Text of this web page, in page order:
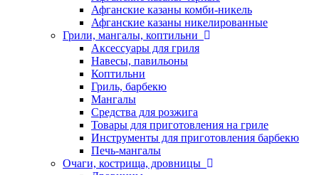
Афганские казаны комби-никель
Афганские казаны никелированные
Грили, мангалы, коптильни
Аксессуары для гриля
Навесы, павильоны
Коптильни
Гриль, барбекю
Мангалы
Средства для розжига
Товары для приготовления на гриле
Инструменты для приготовления барбекю
Печь-мангалы
Очаги, кострища, дровницы